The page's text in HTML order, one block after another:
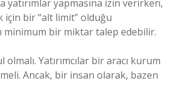
yatırımlar yapmasına izin verirken,
için bir “alt limit” olduğu
minimum bir miktar talep edebilir.
Yatırımcılar bir aracı kurum
Ancak, bir insan olarak, bazen